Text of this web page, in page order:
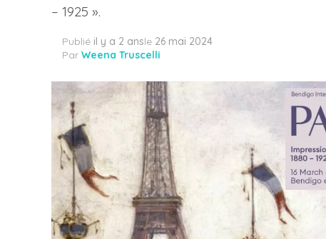
– 1925 ».
Publié il y a 2 ansle 26 mai 2024
Par Weena Truscelli